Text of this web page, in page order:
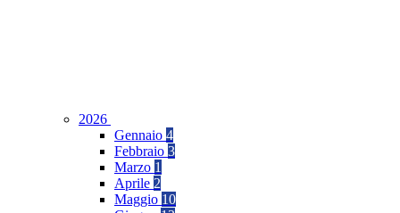
2026
Gennaio 4
Febbraio 3
Marzo 1
Aprile 2
Maggio 10